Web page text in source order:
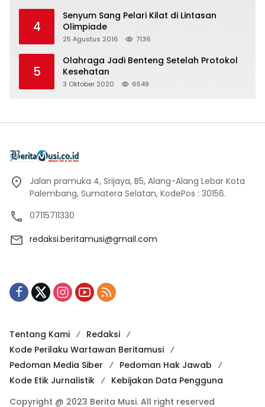
4
Senyum Sang Pelari Kilat di Lintasan
Olimpiade
25 Agustus 2016 7136
5
Olahraga Jadi Benteng Setelah Protokol
Kesehatan
3 Oktober 2020 6549
Jalan pramuka 4, Srijaya, B5, Alang-Alang Lebar Kota
Palembang, Sumatera Selatan, KodePos : 30156.
07115711330
redaksi.beritamusi@gmail.com
Tentang Kami
Redaksi
Kode Perilaku Wartawan Beritamusi
Pedoman Media Siber
Pedoman Hak Jawab
Kode Etik Jurnalistik
Kebijakan Data Pengguna
Copyright @ 2023 Berita Musi. All right reserved